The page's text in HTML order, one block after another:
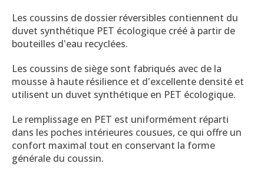
Les coussins de dossier réversibles contiennent du
duvet synthétique PET écologique créé à partir de
bouteilles d'eau recyclées.
Les coussins de siège sont fabriqués avec de la
mousse à haute résilience et d'excellente densité et
utilisent un duvet synthétique en PET écologique.
Le remplissage en PET est uniformément réparti
dans les poches intérieures cousues, ce qui offre un
confort maximal tout en conservant la forme
générale du coussin.